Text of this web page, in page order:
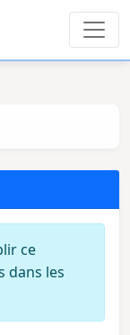
ce
dans les